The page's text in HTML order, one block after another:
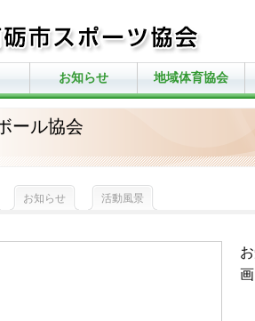
お知らせ 地域体育協会
ール協会
お知らせ 活動風景